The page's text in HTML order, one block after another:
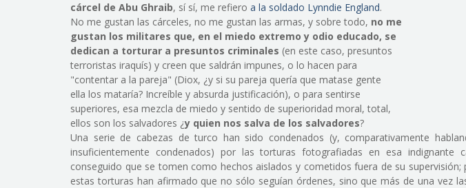
cárcel de Abu Ghraib, sí sí, me refiero a la soldado Lynndie England.
No me gustan las cárceles, no me gustan las armas, y sobre todo, no me
gustan los militares que, en el miedo extremo y odio educado, se
dedican a torturar a presuntos criminales (en este caso, presuntos
terroristas iraquís) y creen que saldrán impunes, o lo hacen para
"contentar a la pareja" (Diox, ¿y si su pareja quería que matase gente
ella los mataría? Increíble y absurda justificación), o para sentirse
superiores, esa mezcla de miedo y sentido de superioridad moral, total,
ellos son los salvadores ¿y quien nos salva de los salvadores?
Una serie de cabezas de turco han sido condenados (y, comparativamente
insuficientemente condenados) por las torturas fotografiadas en esa indignante
conseguido que se tomen como hechos aislados y cometidos fuera de su
estas torturas han afirmado que no sólo seguían órdenes, sino que más de una vez